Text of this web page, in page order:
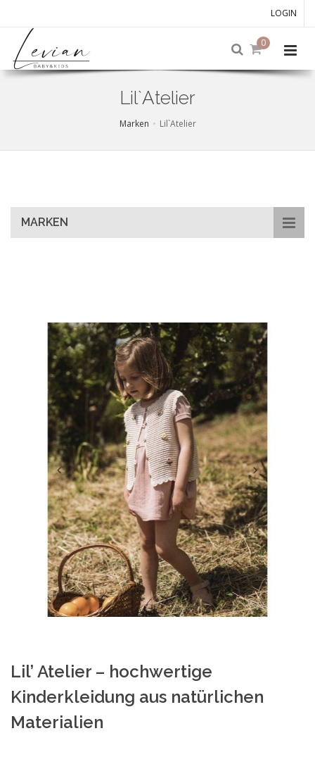
LOGIN
0
Lil`Atelier
Marken Lil`Atelier
MARKEN
Lil’ Atelier – hochwertige
Kinderkleidung aus natürlichen
Materialien